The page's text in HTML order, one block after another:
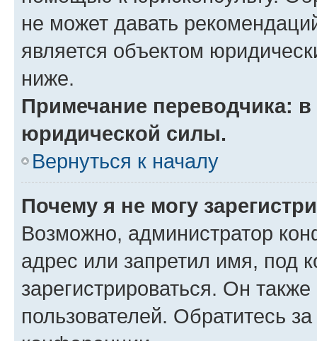
не может давать
является объектом
ниже.
Примечание переводчика:
юридической силы.
Вернуться к началу
Почему я не могу
Возможно, администратор
адрес или запретил имя, под
зарегистрироваться. Он
пользователей. Обратитесь